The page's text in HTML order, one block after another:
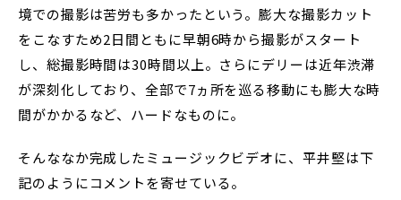
境での撮影は苦労も多かったという。膨大な撮影カット
をこなすため2日間ともに早朝6時から撮影がスタート
し、総撮影時間は30時間以上。さらにデリーは近年渋滞
が深刻化しており、全部で7ヵ所を巡る移動にも膨大な時
間がかかるなど、ハードなものに。
そんななか完成したミュージックビデオに、平井堅は下
記のようにコメントを寄せている。